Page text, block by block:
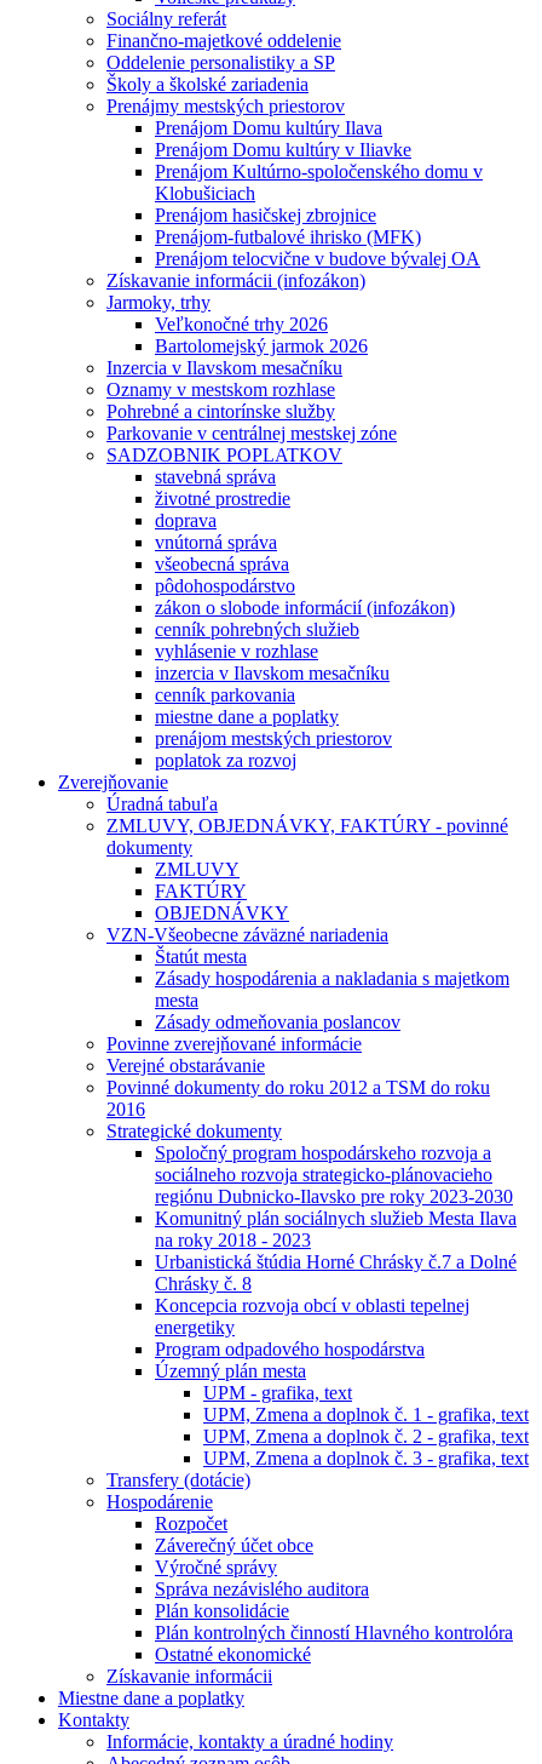
Sociálny referát
Finančno-majetkové oddelenie
Oddelenie personalistiky a SP
Školy a školské zariadenia
Prenájmy mestských priestorov
Prenájom Domu kultúry Ilava
Prenájom Domu kultúry v Iliavke
Prenájom Kultúrno-spoločenského domu v
Klobušiciach
Prenájom hasičskej zbrojnice
Prenájom-futbalové ihrisko (MFK)
Prenájom telocvične v budove bývalej OA
Získavanie informácii (infozákon)
Jarmoky, trhy
Veľkonočné trhy 2026
Bartolomejský jarmok 2026
Inzercia v Ilavskom mesačníku
Oznamy v mestskom rozhlase
Pohrebné a cintorínske služby
Parkovanie v centrálnej mestskej zóne
SADZOBNIK POPLATKOV
stavebná správa
životné prostredie
doprava
vnútorná správa
všeobecná správa
pôdohospodárstvo
zákon o slobode informácií (infozákon)
cenník pohrebných služieb
vyhlásenie v rozhlase
inzercia v Ilavskom mesačníku
cenník parkovania
miestne dane a poplatky
prenájom mestských priestorov
poplatok za rozvoj
Zverejňovanie
Úradná tabuľa
ZMLUVY, OBJEDNÁVKY, FAKTÚRY - povinné
dokumenty
ZMLUVY
FAKTÚRY
OBJEDNÁVKY
VZN-Všeobecne záväzné nariadenia
Štatút mesta
Zásady hospodárenia a nakladania s majetkom
mesta
Zásady odmeňovania poslancov
Povinne zverejňované informácie
Verejné obstarávanie
Povinné dokumenty do roku 2012 a TSM do roku
2016
Strategické dokumenty
Spoločný program hospodárskeho rozvoja a
sociálneho rozvoja strategicko-plánovacieho
regiónu Dubnicko-Ilavsko pre roky 2023-2030
Komunitný plán sociálnych služieb Mesta Ilava
na roky 2018 - 2023
Urbanistická štúdia Horné Chrásky č.7 a Dolné
Chrásky č. 8
Koncepcia rozvoja obcí v oblasti tepelnej
energetiky
Program odpadového hospodárstva
Územný plán mesta
UPM - grafika, text
UPM, Zmena a doplnok č. 1 - grafika, text
UPM, Zmena a doplnok č. 2 - grafika, text
UPM, Zmena a doplnok č. 3 - grafika, text
Transfery (dotácie)
Hospodárenie
Rozpočet
Záverečný účet obce
Výročné správy
Správa nezávislého auditora
Plán konsolidácie
Plán kontrolných činností Hlavného kontrolóra
Ostatné ekonomické
Získavanie informácii
Miestne dane a poplatky
Kontakty
Informácie, kontakty a úradné hodiny